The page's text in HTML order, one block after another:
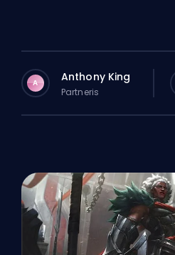
A Anthony King
Partneris